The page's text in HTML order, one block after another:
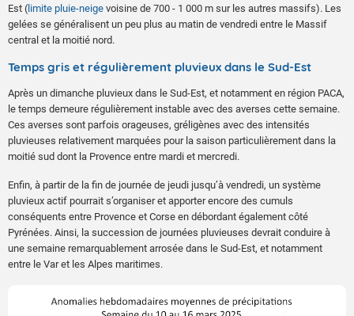
Est (limite pluie-neige voisine de 700 - 1 000 m sur les autres massifs). Les
gelées se généralisent un peu plus au matin de vendredi entre le Massif
central et la moitié nord.
Temps gris et régulièrement pluvieux dans le Sud-Est
Après un dimanche pluvieux dans le Sud-Est, et notamment en région PACA,
le temps demeure régulièrement instable avec des averses cette semaine.
Ces averses sont parfois orageuses, gréligènes avec des intensités
pluvieuses relativement marquées pour la saison particulièrement dans la
moitié sud dont la Provence entre mardi et mercredi.
Enfin, à partir de la fin de journée de jeudi jusqu’à vendredi, un système
pluvieux actif pourrait s’organiser et apporter encore des cumuls
conséquents entre Provence et Corse en débordant également côté
Pyrénées. Ainsi, la succession de journées pluvieuses devrait conduire à
une semaine remarquablement arrosée dans le Sud-Est, et notamment
entre le Var et les Alpes maritimes.